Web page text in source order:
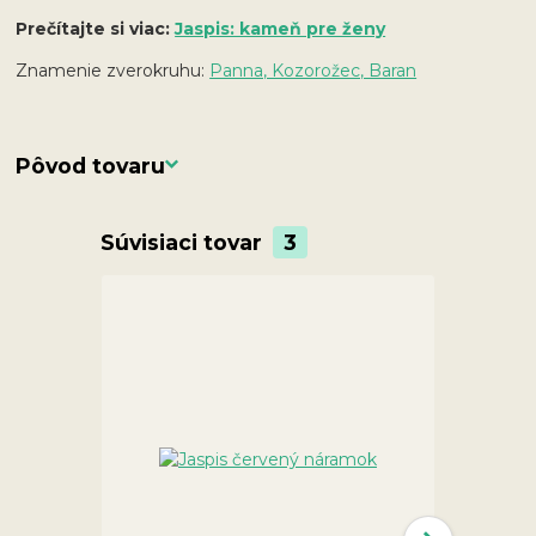
Prečítajte si viac:Jaspis: kameň pre ženy
Znamenie zverokruhu: Panna, Kozorožec, Baran
Pôvod tovaru
Súvisiaci tovar 3